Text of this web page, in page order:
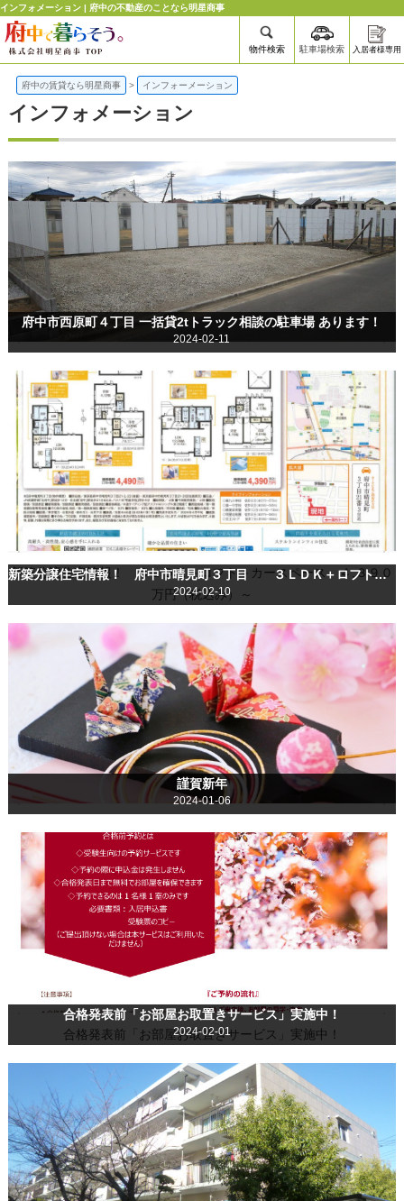
インフォメーション | 府中の不動産のことなら明星商事
物件検索 駐車場検索 入居者様専用
府中の賃貸なら明星商事 > インフォーメーション
インフォメーション
府中市西原町４丁目 一括貸2tトラック相談の駐車場 あります！
2024-02-11
新築分譲住宅情報！ 府中市晴見町３丁目 ３ＬＤＫ＋ロフト＋カースペース ４,３９０万円（税込み）～
2024-02-10
新築分譲住宅情報！ ３ＬＤＫ＋ロフト＋カースペース ４,３９０
万円（税込み）～
謹賀新年
2024-01-06
合格発表前「お部屋お取置きサービス」実施中！
2024-02-01
合格発表前「お部屋お取置きサービス」実施中！